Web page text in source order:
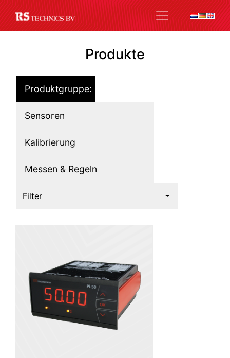
Produkte
Produktgruppe:
Sensoren
Kalibrierung
Messen & Regeln
Filter